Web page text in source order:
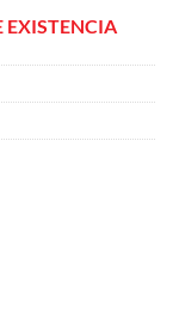
EXISTENCIA